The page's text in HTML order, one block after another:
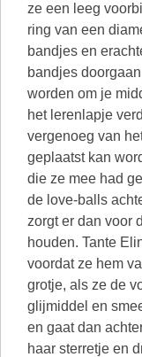
ze een leeg
ring van een
bandjes en
bandjes
worden om je
het lerenlapje
vergenoeg van
geplaatst kan
die ze mee had
de love-balls
zorgt er dan voor
houden. Tante
voordat ze hem
grotje, als ze de
glijmiddel en
en gaat dan
haar sterretje en